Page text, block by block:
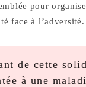
pour
face à l’adversité.
de cette
à une